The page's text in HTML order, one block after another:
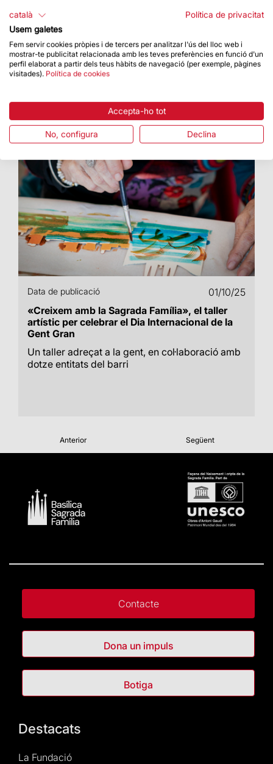
La façana del Naixement es va il·luminar el 9
d’octubre
Data de publicació
01/10/25
«Creixem amb la Sagrada Família», el taller
artístic per celebrar el Dia Internacional de la
Gent Gran
Un taller adreçat a la gent, en col·laboració amb
dotze entitats del barri
Anterior Següent
Contacte
Dona un impuls
Botiga
Destacats
La Fundació
català
Política de privacitat
Usem galetes
Fem servir cookies pròpies i de tercers per analitzar l'ús del lloc web i
mostrar-te publicitat relacionada amb les teves preferències en funció d'un
perfil elaborat a partir dels teus hàbits de navegació (per exemple, pàgines
visitades). Política de cookies
Accepta-ho tot
No, configura Declina